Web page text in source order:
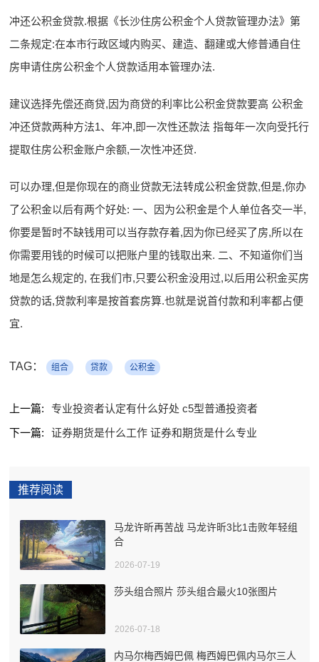
冲还公积金贷款.根据《长沙住房公积金个人贷款管理办法》第
二条规定:在本市行政区域内购买、建造、翻建或大修普通自住
房申请住房公积金个人贷款适用本管理办法.
建议选择先偿还商贷,因为商贷的利率比公积金贷款要高 公积金
冲还贷款两种方法1、年冲,即一次性还款法 指每年一次向受托行
提取住房公积金账户余额,一次性冲还贷.
可以办理,但是你现在的商业贷款无法转成公积金贷款,但是,你办
了公积金以后有两个好处: 一、因为公积金是个人单位各交一半,
你要是暂时不缺钱用可以当存款存着,因为你已经买了房,所以在
你需要用钱的时候可以把账户里的钱取出来. 二、不知道你们当
地是怎么规定的, 在我们市,只要公积金没用过,以后用公积金买房
贷款的话,贷款利率是按首套房算.也就是说首付款和利率都占便
宜.
TAG： 组合 贷款 公积金
上一篇:
专业投资者认定有什么好处 c5型普通投资者
下一篇:
证券期货是什么工作 证券和期货是什么专业
推荐阅读
马龙许昕再苦战 马龙许昕3比1击败年轻组
合
2026-07-19
莎头组合照片 莎头组合最火10张图片
2026-07-18
内马尔梅西姆巴佩 梅西姆巴佩内马尔三人